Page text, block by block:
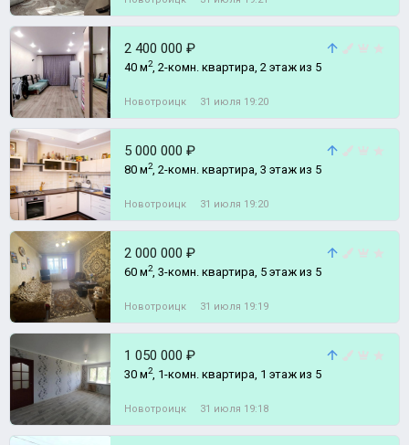
2 400 000 ₽
40 м2, 2-комн. квартира, 2 этаж из 5
Новотроицк 31 июля 19:20
5 000 000 ₽
80 м2, 2-комн. квартира, 3 этаж из 5
Новотроицк 31 июля 19:20
2 000 000 ₽
60 м2, 3-комн. квартира, 5 этаж из 5
Новотроицк 31 июля 19:19
1 050 000 ₽
30 м2, 1-комн. квартира, 1 этаж из 5
Новотроицк 31 июля 19:18